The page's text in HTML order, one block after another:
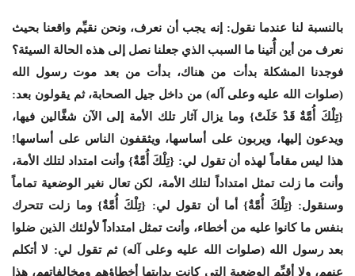
بالنسبة لنا عندما نقول: إنه يجب أن نعرف، ونحن نقيِّم واقعنا بحيث
نعرف من أين أُُتينا ما السبب الذي جعلنا نصل إلى هذه الحالة السيئة؟
فوجدنا المشكلة بدأت من هناك، بدأت من بعد موت رسول الله
(صلوات الله عليه وعلى آله) من داخل جيل الصحابة، ثم يقولون بعد:
{تِلْكَ أُمَّةٌ قَدْ خَلَتْ} وما يزال آثار تلك الأمة إلى الآن شغَّالين فيها،
ويدعون إليها، ويربون على أساسها، ويثقفون الناس على أساسها!
هذا ليس مقاماً لهذه أن تقول لي: {تِلْكَ أُمَّةٌ} وأنت امتداد لتلك الأمة،
وأنت ما زلت تمثل امتداداً لتلك الأمة، لكن تعال نغير الوضعية تماماً
وسنقول: {تِلْكَ أُمَّةٌ} أما أن تقول لي: {تِلْكَ أُمَّةٌ} وما زلت تتحرك
بنفس ما كانوا عليه من أخطاء، وأنت تمثل امتداداًً لأولئك الذين ضلوا
بعد رسول الله (صلوات الله عليه وعلى آله) ثم تقول لي: لا أتكلم
عنهم، ولا أقيِّم الوضعية التي كانت بدايتها أخطاؤهم ومخالفاتهم، هذا